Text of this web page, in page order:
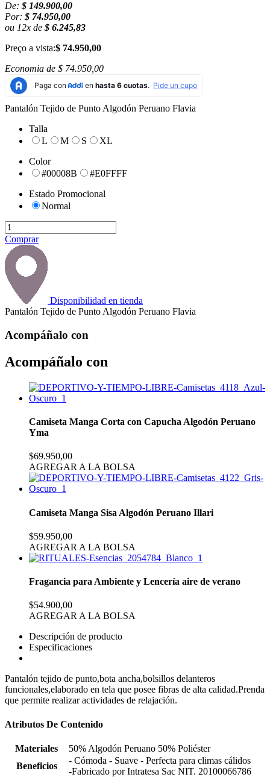
De: $ 149.900,00
Por: $ 74.950,00
ou 12x de $ 6.245,83
Preço a vista:$ 74.950,00
Economia de $ 74.950,00
Pantalón Tejido de Punto Algodón Peruano Flavia
Talla
L
M S
XL
Color
#00008B
#E0FFFF
Estado Promocional
Normal
Comprar
Disponibilidad en tienda
Pantalón Tejido de Punto Algodón Peruano Flavia
Acompáñalo con
Acompáñalo con
Camiseta Manga Corta con Capucha Algodón Peruano
Yma
$69.950,00
AGREGAR A LA BOLSA
Camiseta Manga Sisa Algodón Peruano Illari
$59.950,00
AGREGAR A LA BOLSA
Fragancia para Ambiente y Lencería aire de verano
$54.900,00
AGREGAR A LA BOLSA
Descripción de producto
Especificaciones
Pantalón tejido de punto,bota ancha,bolsillos delanteros
funcionales,elaborado en tela que posee fibras de alta calidad.Prenda
que permite realizar actividades de relajación.
Atributos De Contenido
Materiales
50% Algodón Peruano 50% Poliéster
Beneficios
- Cómoda - Suave - Perfecta para climas cálidos
-Fabricado por Intratesa Sac NIT. 20100066786